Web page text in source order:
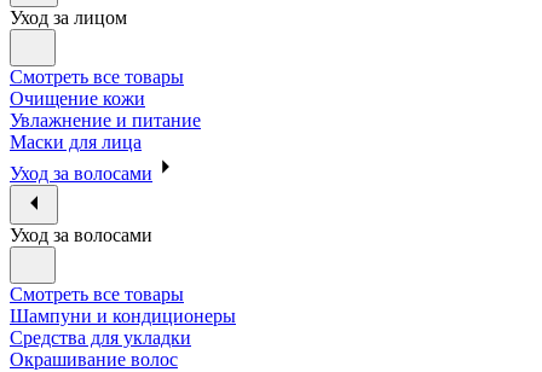
Уход за лицом
Смотреть все товары
Очищение кожи
Увлажнение и питание
Маски для лица
Уход за волосами
Уход за волосами
Смотреть все товары
Шампуни и кондиционеры
Средства для укладки
Окрашивание волос